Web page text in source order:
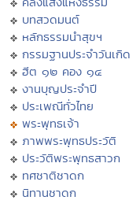
บทสวดมนต์
หลักธรรมนำสุขฯ
กรรมฐานประจำวันเกิด
ฮีต ๑๒ คอง ๑๔
งานบุญประจำปี
ประเพณีทั่วไทย
พระพุทธเจ้า
ภาพพระพุทธประวัติ
ประวัติพระพุทธสาวก
ทศชาติชาดก
นิทานชาดก